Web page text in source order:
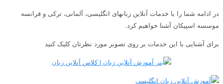
در ادامه شما را با خدمات آنلاین زبانهای انگلیسی، آلمانی، ترکی و فرانسه
موسسه اسپیکان آشنا خواهیم کرد.
برای آشنایی با این خدمات بر روی تصویر مورد نظرتان کلیک کنید